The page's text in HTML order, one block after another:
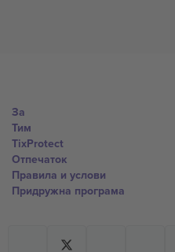
За
Тим
TixProtect
Отпечаток
Правила и услови
Придружна програма